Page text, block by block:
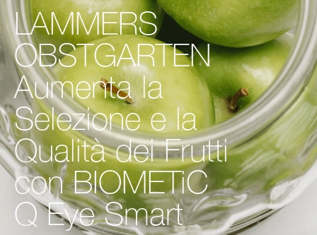
LAMMERS
OBSTGARTEN
Aumenta la
Selezione e la
Qualità dei Frutti
con BIOMETiC
Q Eye Smart